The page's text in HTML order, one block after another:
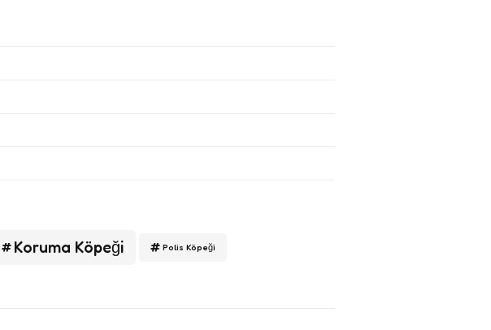
Koruma Köpeği Polis Köpeği